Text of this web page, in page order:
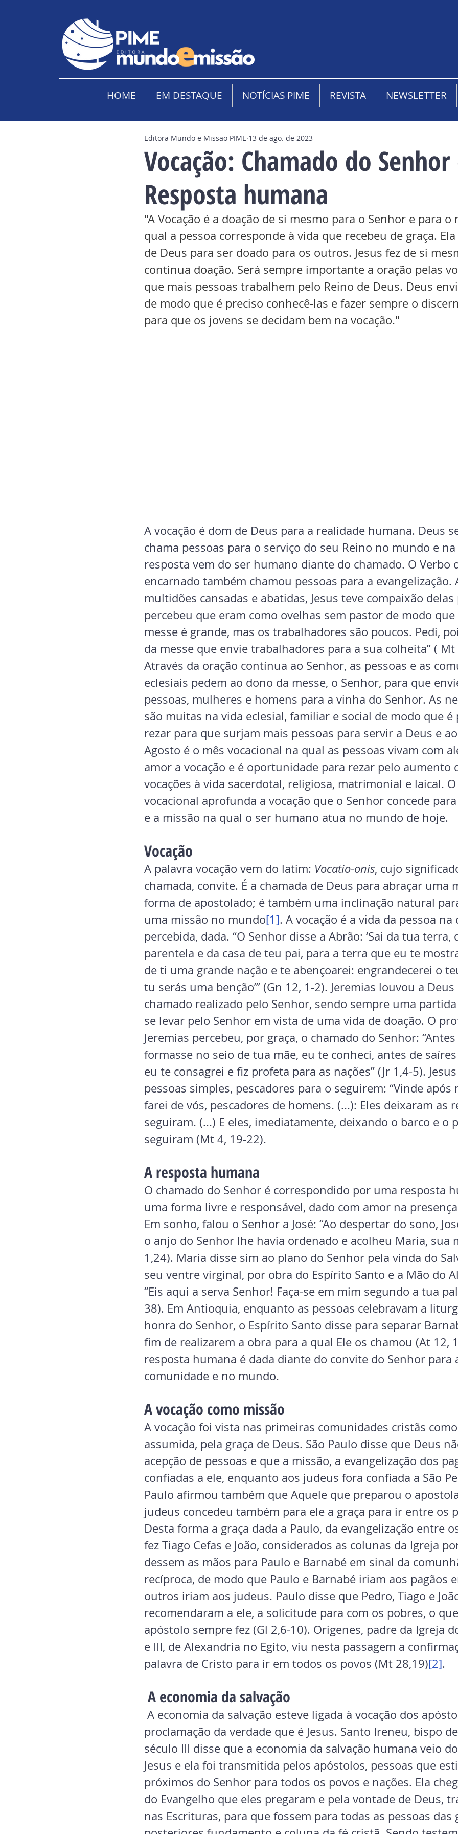
HOME EM DESTAQUE NOTÍCIAS PIME REVISTA NEWSLETTER
Vocação: Chamado do Senhor
Resposta humana
Editora Mundo e Missão PIME 13 de ago. de 2023
"A Vocação é a doação de si mesmo para o Senhor e para
qual a pessoa corresponde à vida que recebeu de graça.
de Deus para ser doado para os outros. Jesus fez de si
continua doação. Será sempre importante a oração pelas
que mais pessoas trabalhem pelo Reino de Deus. Deus
de modo que é preciso conhecê-las e fazer sempre o
para que os jovens se decidam bem na vocação."
A vocação é dom de Deus para a realidade humana. Deus
chama pessoas para o serviço do seu Reino no mundo e
resposta vem do ser humano diante do chamado. O Verbo
encarnado também chamou pessoas para a evangelização.
multidões cansadas e abatidas, Jesus teve compaixão
percebeu que eram como ovelhas sem pastor de modo que
messe é grande, mas os trabalhadores são poucos. Pedi,
da messe que envie trabalhadores para a sua colheita” (
Através da oração contínua ao Senhor, as pessoas e as
eclesiais pedem ao dono da messe, o Senhor, para que
pessoas, mulheres e homens para a vinha do Senhor. As
são muitas na vida eclesial, familiar e social de modo que
rezar para que surjam mais pessoas para servir a Deus e
Agosto é o mês vocacional na qual as pessoas vivam com
amor a vocação e é oportunidade para rezar pelo aumento
vocações à vida sacerdotal, religiosa, matrimonial e laical.
vocacional aprofunda a vocação que o Senhor concede
e a missão na qual o ser humano atua no mundo de hoje.
Vocação
A palavra vocação vem do latim: Vocatio-onis, cujo
chamada, convite. É a chamada de Deus para abraçar uma
forma de apostolado; é também uma inclinação natural
uma missão no mundo[1]. A vocação é a vida da pessoa
percebida, dada. “O Senhor disse a Abrão: ‘Sai da tua
parentela e da casa de teu pai, para a terra que eu te
de ti uma grande nação e te abençoarei: engrandecerei o
tu serás uma benção’” (Gn 12, 1-2). Jeremias louvou a
chamado realizado pelo Senhor, sendo sempre uma
se levar pelo Senhor em vista de uma vida de doação. O
Jeremias percebeu, por graça, o chamado do Senhor:
formasse no seio de tua mãe, eu te conheci, antes de
eu te consagrei e fiz profeta para as nações” (Jr 1,4-5).
pessoas simples, pescadores para o seguirem: “Vinde
farei de vós, pescadores de homens. (...): Eles deixaram as
seguiram. (...) E eles, imediatamente, deixando o barco e o
seguiram (Mt 4, 19-22).
A resposta humana
O chamado do Senhor é correspondido por uma resposta
uma forma livre e responsável, dado com amor na
Em sonho, falou o Senhor a José: “Ao despertar do sono,
o anjo do Senhor lhe havia ordenado e acolheu Maria, sua
1,24). Maria disse sim ao plano do Senhor pela vinda do
seu ventre virginal, por obra do Espírito Santo e a Mão do
“Eis aqui a serva Senhor! Faça-se em mim segundo a tua
38). Em Antioquia, enquanto as pessoas celebravam a
honra do Senhor, o Espírito Santo disse para separar
fim de realizarem a obra para a qual Ele os chamou (At 12,
resposta humana é dada diante do convite do Senhor
comunidade e no mundo.
A vocação como missão
A vocação foi vista nas primeiras comunidades cristãs
assumida, pela graça de Deus. São Paulo disse que Deus
acepção de pessoas e que a missão, a evangelização dos
confiadas a ele, enquanto aos judeus fora confiada a São
Paulo afirmou também que Aquele que preparou o
judeus concedeu também para ele a graça para ir entre os
Desta forma a graça dada a Paulo, da evangelização entre
fez Tiago Cefas e João, considerados as colunas da Igreja
dessem as mãos para Paulo e Barnabé em sinal da
recíproca, de modo que Paulo e Barnabé iriam aos pagãos
outros iriam aos judeus. Paulo disse que Pedro, Tiago e
recomendaram a ele, a solicitude para com os pobres, o
apóstolo sempre fez (Gl 2,6-10). Origenes, padre da Igreja
e III, de Alexandria no Egito, viu nesta passagem a
palavra de Cristo para ir em todos os povos (Mt 28,19)[2].
A economia da salvação
proclamação da verdade que é Jesus. Santo Ireneu, bispo
século III disse que a economia da salvação humana veio
Jesus e ela foi transmitida pelos apóstolos, pessoas que
próximos do Senhor para todos os povos e nações. Ela
do Evangelho que eles pregaram e pela vontade de Deus,
nas Escrituras, para que fossem para todas as pessoas das